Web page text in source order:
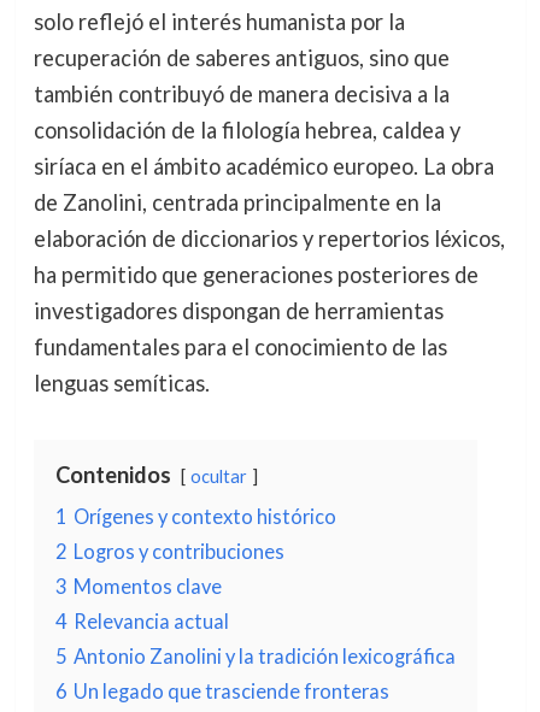
solo reflejó el interés humanista por la
recuperación de saberes antiguos, sino que
también contribuyó de manera decisiva a la
consolidación de la filología hebrea, caldea y
siríaca en el ámbito académico europeo. La obra
de Zanolini, centrada principalmente en la
elaboración de diccionarios y repertorios léxicos,
ha permitido que generaciones posteriores de
investigadores dispongan de herramientas
fundamentales para el conocimiento de las
lenguas semíticas.
Contenidos ocultar
1 Orígenes y contexto histórico
2 Logros y contribuciones
3 Momentos clave
4 Relevancia actual
5 Antonio Zanolini y la tradición lexicográfica
6 Un legado que trasciende fronteras